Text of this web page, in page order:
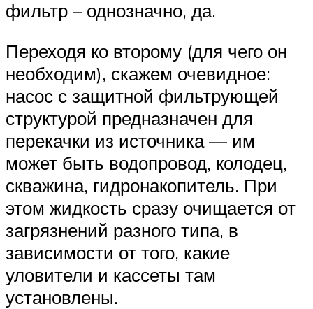
фильтр – однозначно, да.
Переходя ко второму (для чего он
необходим), скажем очевидное:
насос с защитной фильтрующей
структурой предназначен для
перекачки из источника — им
может быть водопровод, колодец,
скважина, гидронакопитель. При
этом жидкость сразу очищается от
загрязнений разного типа, в
зависимости от того, какие
уловители и кассеты там
установлены.